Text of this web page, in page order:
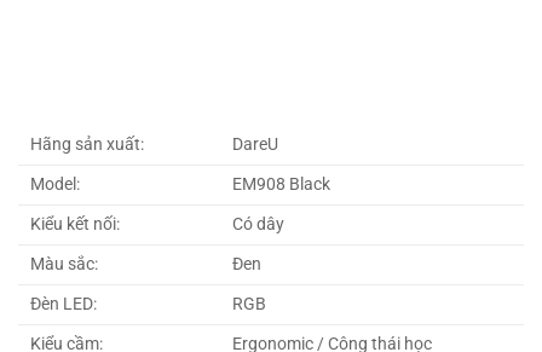
Hãng sản xuất:
DareU
Model:
EM908 Black
Kiểu kết nối:
Có dây
Màu sắc:
Đen
Đèn LED:
RGB
Kiểu cầm:
Ergonomic / Công thái học